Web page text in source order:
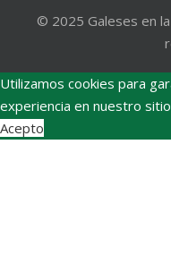
© 2025 Galeses en
Utilizamos cookies para
experiencia en nuestro
Acepto